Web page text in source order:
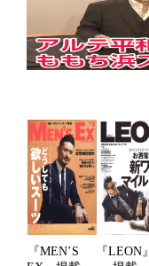
『MEN’S
『LEON』